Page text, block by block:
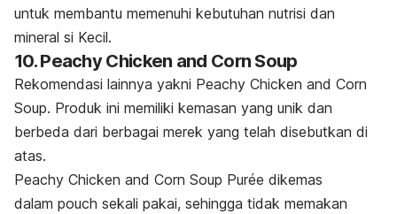
untuk membantu memenuhi kebutuhan nutrisi dan
mineral si Kecil.
10. Peachy Chicken and Corn Soup
Rekomendasi lainnya yakni Peachy Chicken and Corn
Soup. Produk ini memiliki kemasan yang unik dan
berbeda dari berbagai merek yang telah disebutkan di
atas.
Peachy Chicken and Corn Soup Purée dikemas
dalam pouch sekali pakai, sehingga tidak memakan